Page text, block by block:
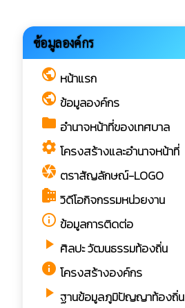
ข้อมูลองค์กร
public หน้าแรก
public ข้อมูลองค์กร
folder อำนาจหน้าที่ของเทศบาล
settings โครงสร้างและอำนาจหน้าที่
camera ตราสัญลักษณ์-LOGO
camera_roll วิดีโอกิจกรรมหน่วยงาน
info_outline ข้อมูลการติดต่อ
play_arrow ศิลปะ วัฒนธรรมท้องถิ่น
info โครงสร้างองค์กร
play_arrow ฐานข้อมูลภูมิปัญญาท้องถิ่น